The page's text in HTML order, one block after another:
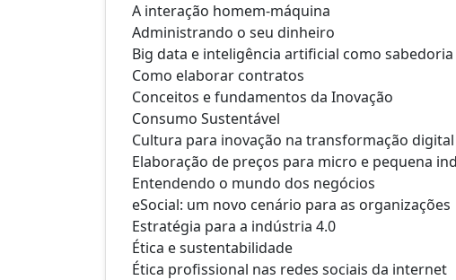
A interação homem-máquina
Administrando o seu dinheiro
Big data e inteligência artificial como
Como elaborar contratos
Conceitos e fundamentos da Inovação
Consumo Sustentável
Cultura para inovação na transformação digital
Elaboração de preços para micro e pequena
Entendendo o mundo dos negócios
eSocial: um novo cenário para as organizações
Estratégia para a indústria 4.0
Ética e sustentabilidade
Ética profissional nas redes sociais da internet